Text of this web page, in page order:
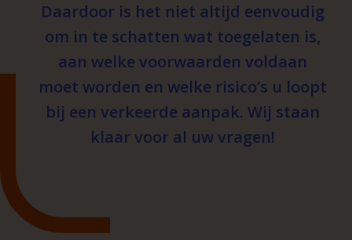
Daardoor is het niet altijd eenvoudig
om in te schatten wat toegelaten is,
aan welke voorwaarden voldaan
moet worden en welke risico’s u loopt
bij een verkeerde aanpak. Wij staan
klaar voor al uw vragen!